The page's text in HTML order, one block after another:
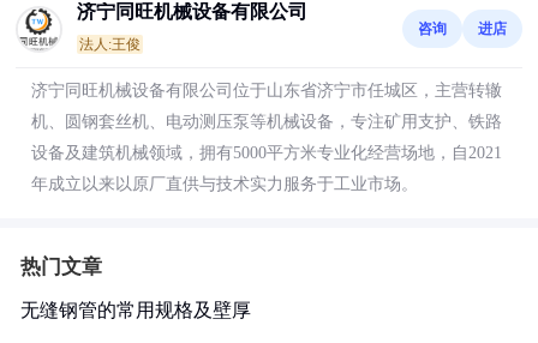
济宁同旺机械设备有限公司
法人:王俊
咨询 进店
济宁同旺机械设备有限公司位于山东省济宁市任城区，主营转辙
机、圆钢套丝机、电动测压泵等机械设备，专注矿用支护、铁路
设备及建筑机械领域，拥有5000平方米专业化经营场地，自2021
年成立以来以原厂直供与技术实力服务于工业市场。
热门文章
无缝钢管的常用规格及壁厚